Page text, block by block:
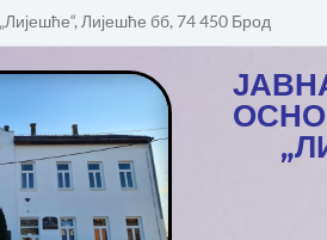
Лијешће бб, 74 450 Брод